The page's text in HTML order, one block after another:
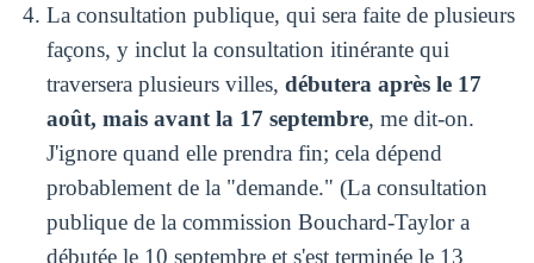
La consultation publique, qui sera faite de plusieurs
façons, y inclut la consultation itinérante qui
traversera plusieurs villes, débutera après le 17
août, mais avant la 17 septembre, me dit-on.
J'ignore quand elle prendra fin; cela dépend
probablement de la "demande." (La consultation
publique de la commission Bouchard-Taylor a
débutée le 10 septembre et s'est terminée le 13